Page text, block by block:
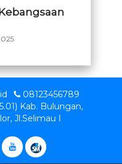
08123456789
Kab. Bulungan,
Jl.Selimau I